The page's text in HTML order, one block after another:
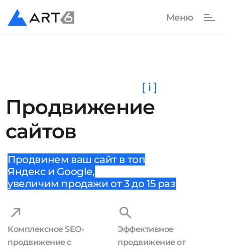
Продвижение
сайтов
[ i ]
Продвинем ваш сайт в топ
Яндекс и Google,
увеличим продажи от 3 до 15 раз
Комплексное SEO-
продвижение с
Эффективное
продвижение от